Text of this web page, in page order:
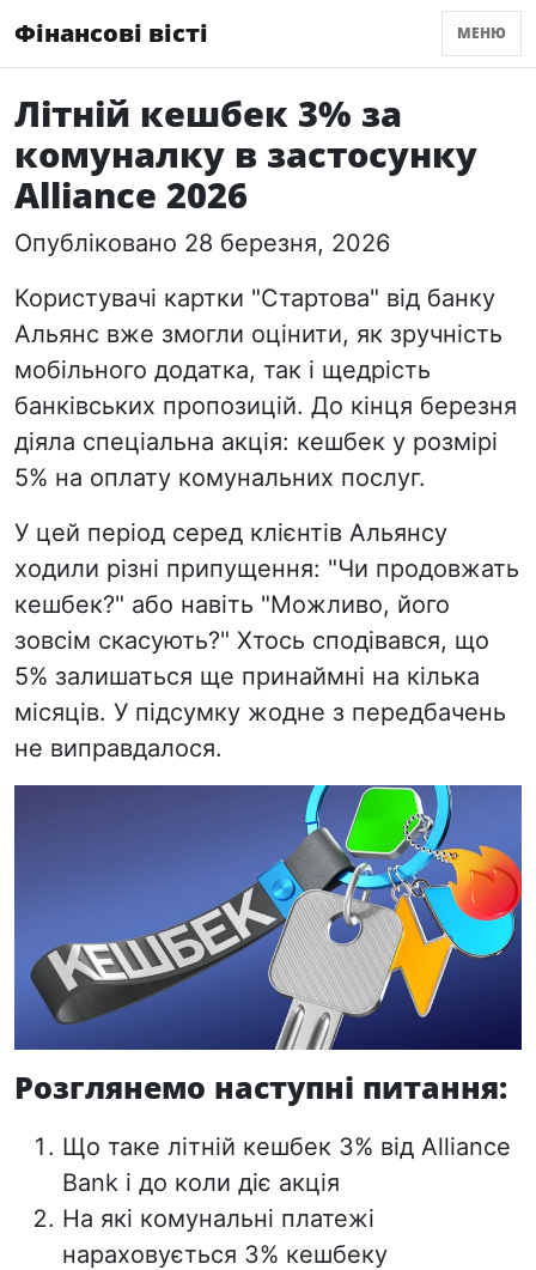
Фінансові вісті МЕНЮ
Літній кешбек 3% за
комуналку в застосунку
Alliance 2026
Опубліковано 28 березня, 2026
Користувачі картки "Стартова" від банку
Альянс вже змогли оцінити, як зручність
мобільного додатка, так і щедрість
банківських пропозицій. До кінця березня
діяла спеціальна акція: кешбек у розмірі
5% на оплату комунальних послуг.
У цей період серед клієнтів Альянсу
ходили різні припущення: "Чи продовжать
кешбек?" або навіть "Можливо, його
зовсім скасують?" Хтось сподівався, що
5% залишаться ще принаймні на кілька
місяців. У підсумку жодне з передбачень
не виправдалося.
Розглянемо наступні питання:
Що таке літній кешбек 3% від Alliance
Bank і до коли діє акція
На які комунальні платежі
нараховується 3% кешбеку